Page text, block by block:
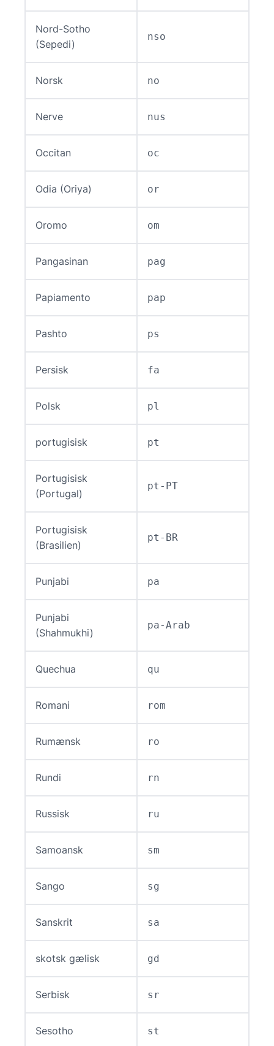
Nord-Sotho
(Sepedi)
nso
Norsk no
Nerve nus
Occitan oc
Odia (Oriya) or
Oromo om
Pangasinan pag
Papiamento pap
Pashto ps
Persisk fa
Polsk pl
portugisisk pt
Portugisisk
(Portugal)
pt-PT
Portugisisk
(Brasilien)
pt-BR
Punjabi pa
Punjabi
(Shahmukhi)
pa-Arab
Quechua qu
Romani rom
Rumænsk ro
Rundi rn
Russisk ru
Samoansk sm
Sango sg
Sanskrit sa
skotsk gælisk gd
Serbisk sr
Sesotho st